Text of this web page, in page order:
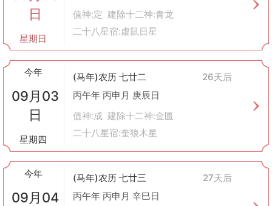
日
星期日
值神:定 建除十二神:青龙
二十八星宿:虚鼠日星
今年
09月03
日
星期四
(马年)农历 七廿二
26天后
丙午年 丙申月 庚辰日
值神:成 建除十二神:金匮
二十八星宿:奎狼木星
今年
09月04
(马年)农历 七廿三
27天后
丙午年 丙申月 辛巳日